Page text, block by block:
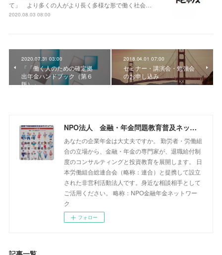
て」 より多くの人がより長く多様な形で働く社会…
2020.08.03 08:00
2020.07.31 03:00
「「働く人のための確定拠
出年金ハンドブック（第６
版）」
2018.04.01 07:00
セミナー・講演会・勉強会
のお申し込み
NPO法人 金融・年金問題教育普及ネットワーク
あなたの企業年金は大丈夫ですか。 勤労者・労働組
合の立場から、金融・年金の専門家が、退職給付制
度のコンサルティングと投資教育を展開します。 日
本労働組合総連合会（略称：連合）と提携して設立
された非営利活動法人です。身近な相談相手として
ご活用ください。 略称：NPO金融年金ネットワー
ク
フォロー